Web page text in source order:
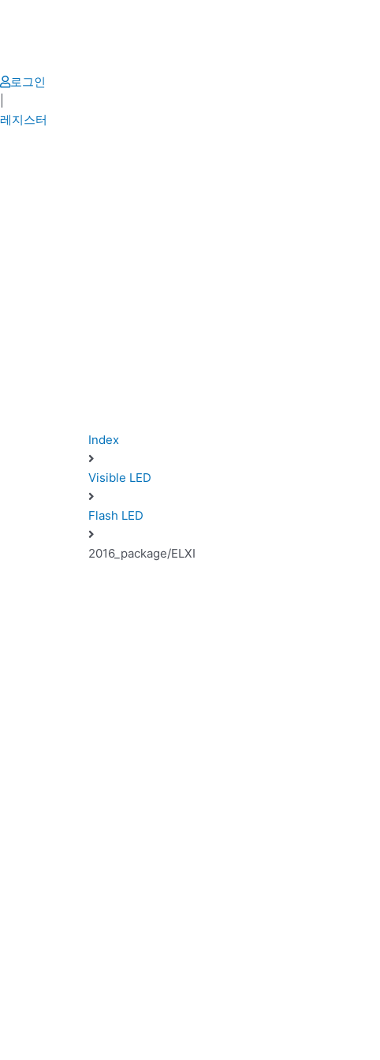
로그인
레지스터
Index
Visible LED
Flash LED
2016_package/ELXI